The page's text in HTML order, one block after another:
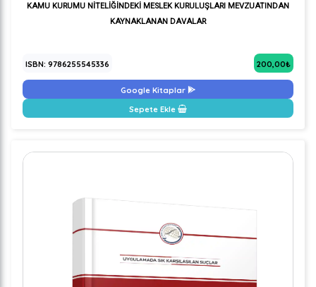
KAMU KURUMU NİTELİĞİNDEKİ MESLEK KURULUŞLARI MEVZUATINDAN
KAYNAKLANAN DAVALAR
ISBN: 9786255545336 200,00₺
Google Kitaplar
Sepete Ekle